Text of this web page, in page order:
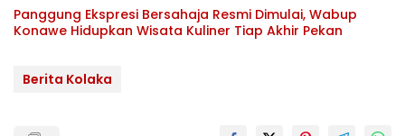
Panggung Ekspresi Bersahaja Resmi Dimulai, Wabup
Konawe Hidupkan Wisata Kuliner Tiap Akhir Pekan
Berita Kolaka